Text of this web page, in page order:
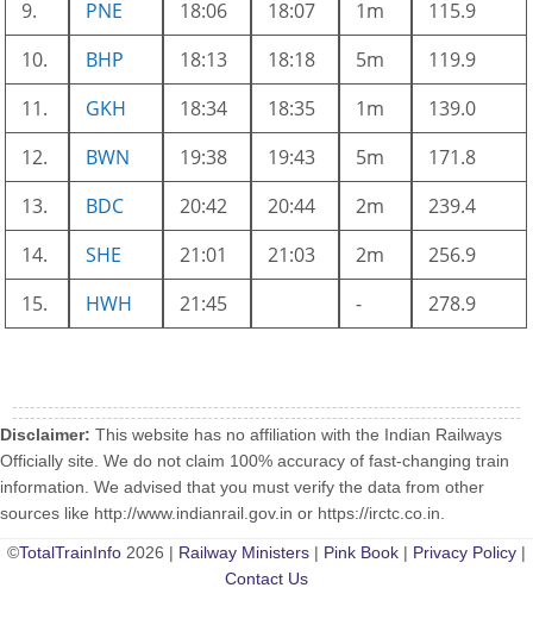
9.
PNE 18:06 18:07 1m
115.9
10.
BHP 18:13 18:18 5m
119.9
11.
GKH 18:34 18:35 1m
139.0
12.
BWN 19:38 19:43 5m
171.8
13.
BDC 20:42 20:44 2m
239.4
14.
SHE 21:01 21:03 2m
256.9
15.
HWH 21:45 - 278.9
Disclaimer: This website has no affiliation with the Indian Railways
Officially site. We do not claim 100% accuracy of fast-changing train
information. We advised that you must verify the data from other
sources like http://www.indianrail.gov.in or https://irctc.co.in.
©TotalTrainInfo 2026 | Railway Ministers | Pink Book | Privacy Policy |
Contact Us